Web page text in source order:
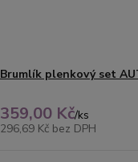
Brumlík plenkový set
359,00 Kč/ks
296,69 Kč bez DPH